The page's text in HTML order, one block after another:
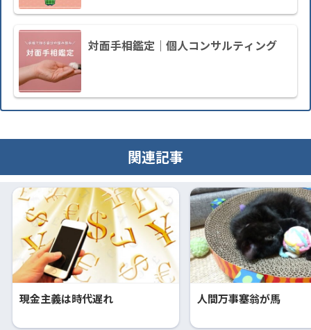
対面手相鑑定｜個人コンサルティング
関連記事
現金主義は時代遅れ 人間万事塞翁が馬